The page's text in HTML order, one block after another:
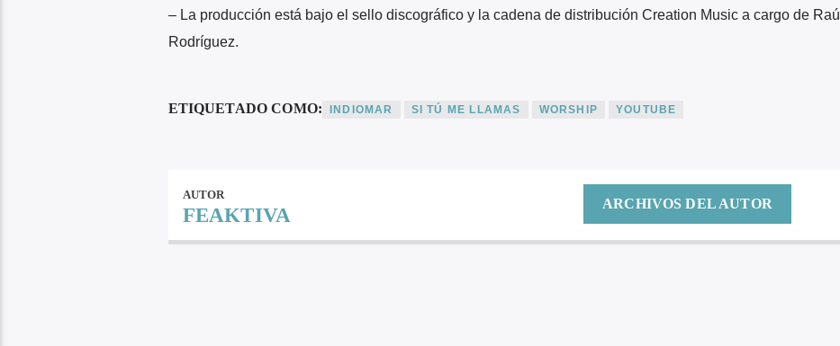
– La producción está bajo el sello discográfico y la cadena de distribución Creation Music a cargo de Raúl
Rodríguez.
ETIQUETADO COMO: INDIOMAR SI TÚ ME LLAMAS WORSHIP YOUTUBE
AUTOR
FEAKTIVA
ARCHIVOS DEL AUTOR